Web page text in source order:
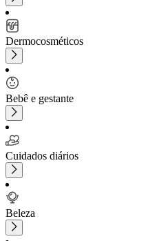
Dermocosméticos
Bebê e gestante
Cuidados diários
Beleza